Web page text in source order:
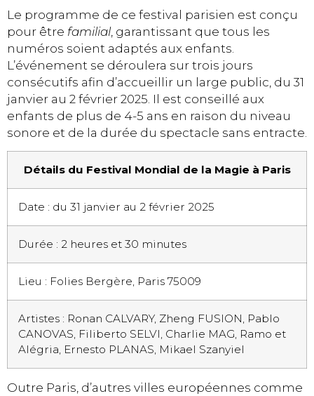
Le programme de ce festival parisien est conçu
pour être familial, garantissant que tous les
numéros soient adaptés aux enfants.
L’événement se déroulera sur trois jours
consécutifs afin d’accueillir un large public, du 31
janvier au 2 février 2025. Il est conseillé aux
enfants de plus de 4-5 ans en raison du niveau
sonore et de la durée du spectacle sans entracte.
Détails du Festival Mondial de la Magie à Paris
Date : du 31 janvier au 2 février 2025
Durée : 2 heures et 30 minutes
Lieu : Folies Bergère, Paris 75009
Artistes : Ronan CALVARY, Zheng FUSION, Pablo
CANOVAS, Filiberto SELVI, Charlie MAG, Ramo et
Alégria, Ernesto PLANAS, Mikael Szanyiel
Outre Paris, d’autres villes européennes comme